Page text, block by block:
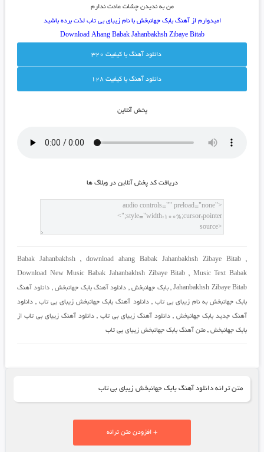
من به ندیدن چشات عادت ندارم
امیدوارم از آهنگ بابک جهانبخش با نام زیبای بی تاب لذت برده باشید
Download Ahang Babak Jahanbakhsh Zibaye Bitab
دانلود آهنگ با کيفيت 320
دانلود آهنگ با کيفيت 128
پخش آنلاين
دريافت کد پخش آنلاين در وبلاگ ها
Babak Jahanbakhsh, download ahang Babak Jahanbakhsh Zibaye Bitab ,
Download New Music Babak Jahanbakhsh Zibaye Bitab , Music Text Babak
Jahanbakhsh Zibaye Bitab
,بابک جهانبخش, دانلود آهنگ بابک جهانبخش, دانلود آهنگ
بابک جهانبخش به نام زیبای بی تاب ,دانلود آهنگ بابک جهانبخش زیبای بی تاب,دانلود
آهنگ جدید بابک جهانبخش, دانلود آهنگ زیبای بی تاب,دانلود آهنگ زیبای بی تاب از
بابک جهانبخش, متن آهنگ بابک جهانبخش زیبای بی تاب
متن ترانه دانلود آهنگ بابک جهانبخش زیبای بی تاب
+ افزودن متن ترانه